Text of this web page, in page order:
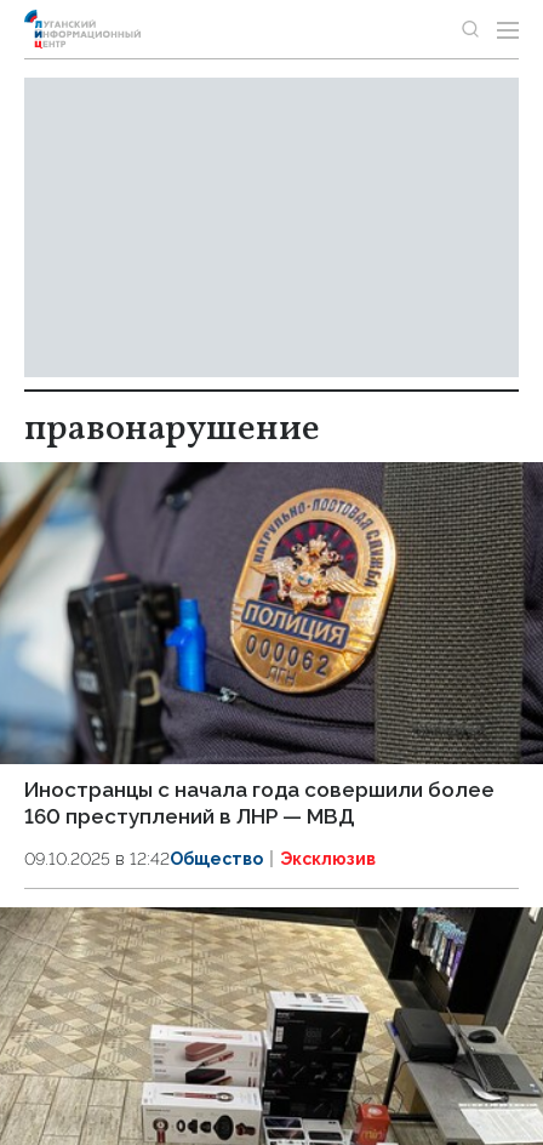
правонарушение
Иностранцы с начала года совершили более
160 преступлений в ЛНР — МВД
09.10.2025 в 12:42Общество Эксклюзив